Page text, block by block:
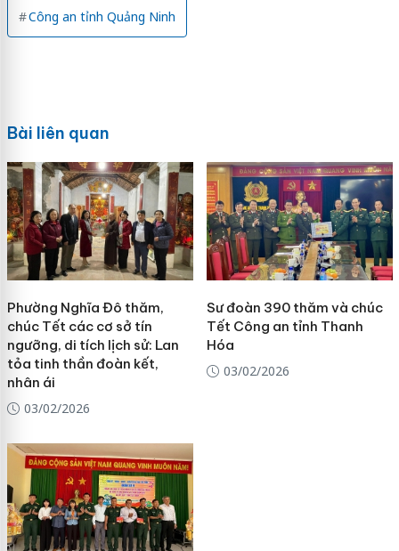
Công an tỉnh Quảng Ninh
Bài liên quan
Phường Nghĩa Đô thăm,
chúc Tết các cơ sở tín
ngưỡng, di tích lịch sử: Lan
tỏa tinh thần đoàn kết,
nhân ái
03/02/2026
Sư đoàn 390 thăm và chúc
Tết Công an tỉnh Thanh
Hóa
03/02/2026